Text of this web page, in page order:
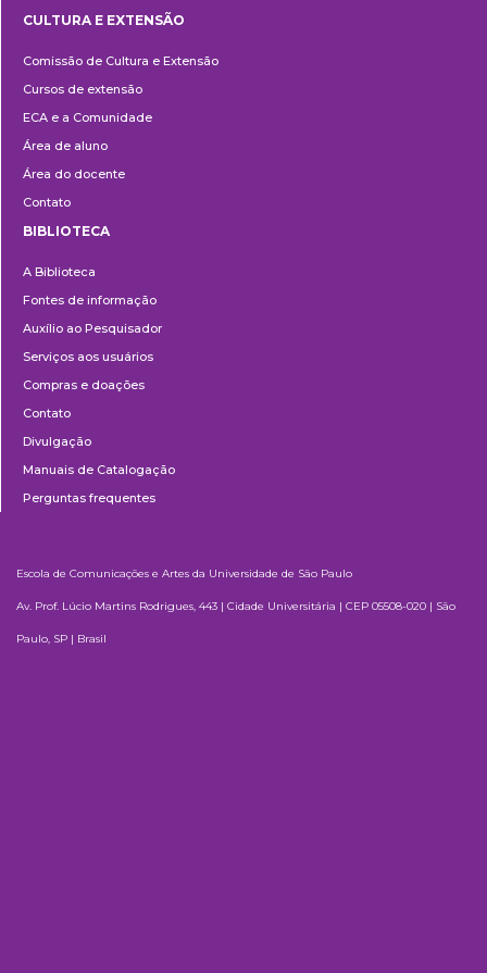
e
Extensão
CULTURA E EXTENSÃO
Comissão de Cultura e Extensão
Cursos de extensão
ECA e a Comunidade
Área de aluno
Área do docente
Contato
BIBLIOTECA
A Biblioteca
Fontes de informação
Auxílio ao Pesquisador
Serviços aos usuários
Compras e doações
Contato
Divulgação
Manuais de Catalogação
Perguntas frequentes
Escola de Comunicações e Artes da Universidade de São Paulo
Av. Prof. Lúcio Martins Rodrigues, 443 | Cidade Universitária | CEP 05508-020 | São
Paulo, SP | Brasil